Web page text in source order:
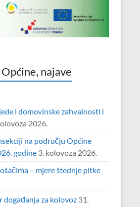
najave
i domovinske zahvalnosti i
2026.
na području Općine
godine 3. kolovoza 2026.
– mjere štednje pitke
događanja za kolovoz 31.